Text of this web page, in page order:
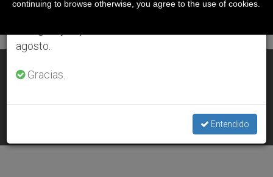
ÚLTIMAS NOTICIAS
FEB 27, 2009 00:00
agosto.
Gracias.
Entendido
continuing to browse otherwise, you agree to the use of cookies.